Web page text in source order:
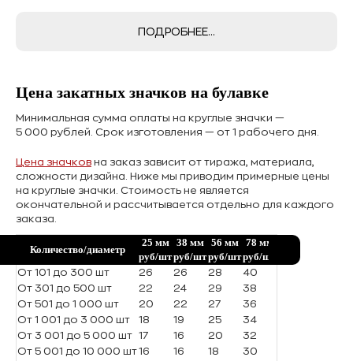
ПОДРОБНЕЕ...
Цена закатных значков на булавке
Минимальная сумма оплаты на круглые значки —
5 000 рублей. Срок изготовления — от 1 рабочего дня.
Цена значков на заказ зависит от тиража, материала,
сложности дизайна. Ниже мы приводим примерные цены
на круглые значки. Стоимость не является
окончательной и рассчитывается отдельно для каждого
заказа.
Количество/диаметр
25 мм
руб/шт
38 мм
руб/шт
56 мм
руб/шт
78 мм
руб/шт
От 101 до 300 шт 26 26 28
40
От 301 до 500 шт
22 24 29
38
От 501 до 1 000 шт
20 22 27
36
От 1 001 до 3 000 шт
18 19 25
34
От 3 001 до 5 000 шт
17 16 20
32
От 5 001 до 10 000 шт16 16 18
30